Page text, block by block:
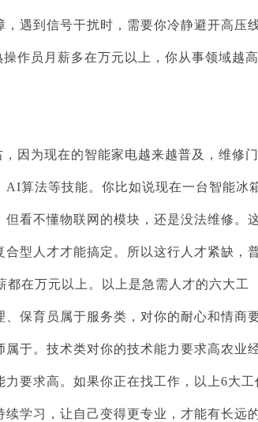
遇到信号干扰时，需要你冷静避开高压线
操作员月薪多在万元以上，你从事领域越高
，因为现在的智能家电越来越普及，维修
AI算法等技能。你比如说现在一台智能冰
看不懂物联网的模块，还是没法维修。
型人才才能搞定。所以这行人才紧缺，
都在万元以上。以上是急需人才的六大工
保育员属于服务类，对你的耐心和情商
于。技术类对你的技术能力要求高农业
要求高。如果你正在找工作，以上6大工
学习，让自己变得更专业，才能有长远